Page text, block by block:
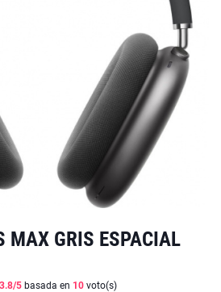
MAX GRIS ESPACIAL
3.8/5 basada en 10 voto(s)